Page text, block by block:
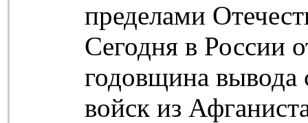
пределами
Сегодня в России
годовщина вывода
войск из